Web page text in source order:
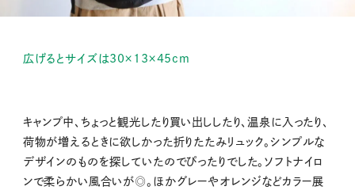
広げるとサイズは30×13×45cm
キャンプ中、ちょっと観光したり買い出ししたり、温泉に入ったり、
荷物が増えるときに欲しかった折りたたみリュック。シンプルな
デザインのものを探していたのでぴったりでした。ソフトナイロ
ンで柔らかい風合いが◎。ほかグレーやオレンジなどカラー展